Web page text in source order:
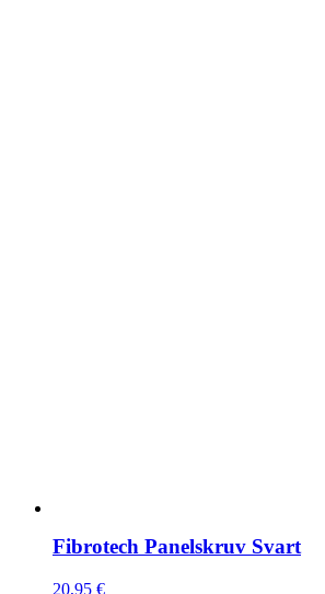
Fibrotech Panelskruv Svart
20,95 €